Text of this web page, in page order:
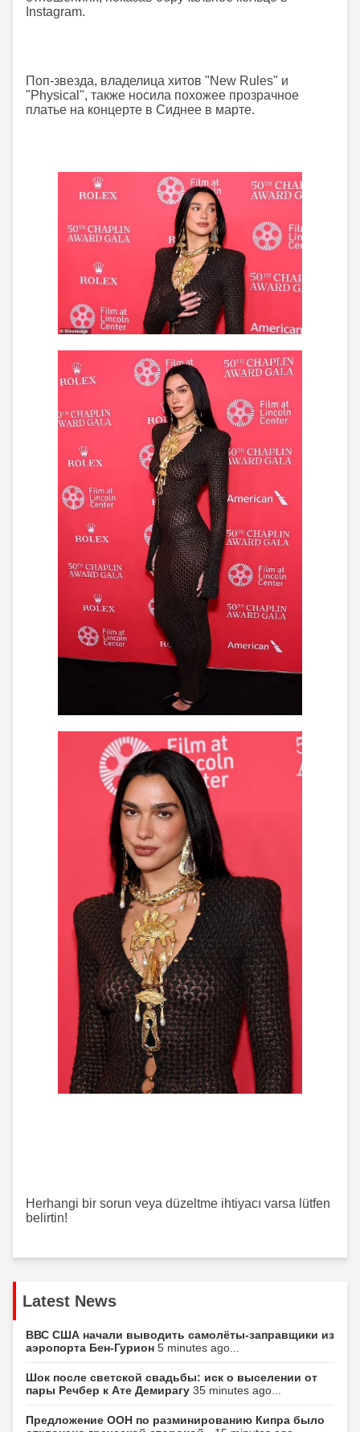
Instagram.
Поп-звезда, владелица хитов "New Rules" и
"Physical", также носила похожее прозрачное
платье на концерте в Сиднее в марте.
Herhangi bir sorun veya düzeltme ihtiyacı varsa lütfen
belirtin!
Latest News
ВВС США начали выводить самолёты-заправщики из
аэропорта Бен-Гурион 5 minutes ago...
Шок после светской свадьбы: иск о выселении от
пары Речбер к Ате Демирагу 35 minutes ago...
Предложение ООН по разминированию Кипра было